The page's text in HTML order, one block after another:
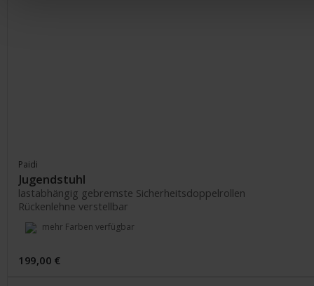
Paidi
Jugendstuhl
lastabhängig gebremste Sicherheitsdoppelrollen
Rückenlehne verstellbar
mehr Farben verfügbar
199,00 €